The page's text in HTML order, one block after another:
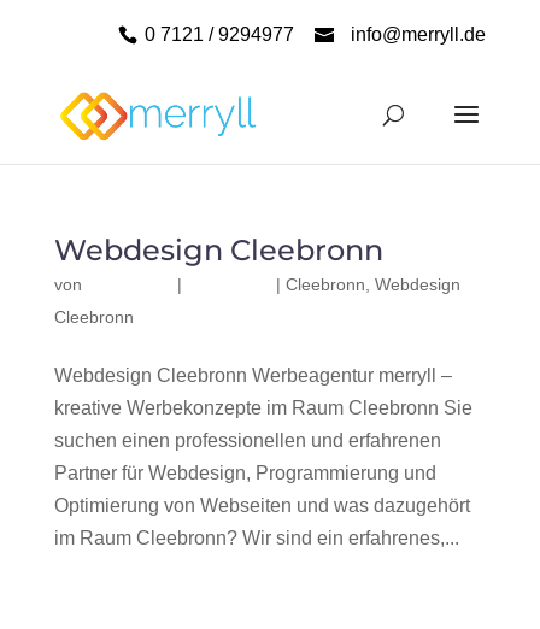
0 7121 / 9294977 info@merryll.de
Webdesign Cleebronn
von | | Cleebronn Webdesign
Cleebronn
Webdesign Cleebronn Werbeagentur merryll –
kreative Werbekonzepte im Raum Cleebronn Sie
suchen einen professionellen und erfahrenen
Partner für Webdesign, Programmierung und
Optimierung von Webseiten und was dazugehört
im Raum Cleebronn? Wir sind ein erfahrenes,...